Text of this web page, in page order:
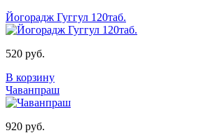
Йогорадж Гуггул 120таб.
520 руб.
В корзину
Чаванпраш
920 руб.